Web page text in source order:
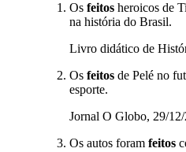
Os feitos heroicos de
na história do Brasil.
Livro didático de
Os feitos de Pelé no
esporte.
Jornal O Globo, 29/
Os autos foram feitos